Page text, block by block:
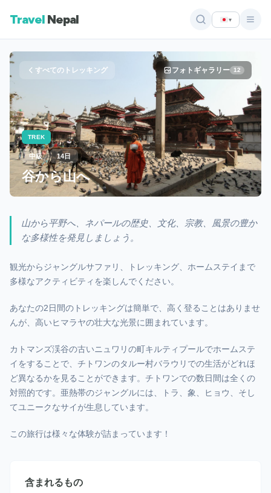
Travel Nepal ▾
すべてのトレッキング フォトギャラリー 12
TREK
中級 14日
谷から山へ
山から平野へ、ネパールの歴史、文化、宗教、風景の豊か
な多様性を発見しましょう。
観光からジャングルサファリ、トレッキング、ホームステイまで
多様なアクティビティを楽しんでください。
あなたの2日間のトレッキングは簡単で、高く登ることはありませ
んが、高いヒマラヤの壮大な光景に囲まれています。
カトマンズ渓谷の古いニュワリの町キルティプールでホームステ
イをすることで、チトワンのタルー村バラウリでの生活がどれほ
ど異なるかを見ることができます。チトワンでの数日間は全くの
対照的です。亜熱帯のジャングルには、トラ、象、ヒョウ、そし
てユニークなサイが生息しています。
この旅行は様々な体験が詰まっています！
含まれるもの